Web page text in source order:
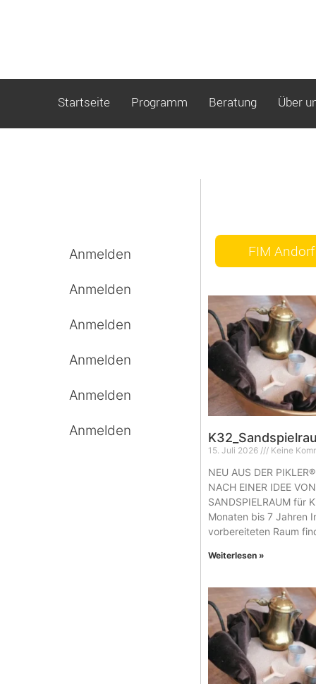
Startseite Programm Beratung Über
Anmelden
Anmelden
Anmelden
Anmelden
Anmelden
Anmelden
FIM Andorf
15. Juli 2026 Keine
NEU AUS DER
NACH EINER IDEE
SANDSPIELRAUM für
Monaten bis 7 Jahren
vorbereiteten Raum
Weiterlesen »